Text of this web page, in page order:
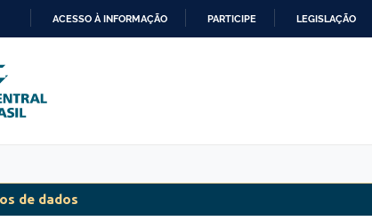
ACESSO À INFORMAÇÃO PARTICIPE LEGISLAÇÃO
de dados